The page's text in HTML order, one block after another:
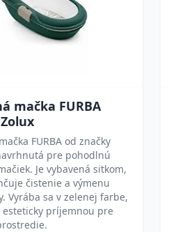
mačka FURBA
FURBA od značky
pre pohodlnú
Je vybavená sitkom,
čistenie a výmenu
Vyrába sa v zelenej farbe,
príjemnou pre